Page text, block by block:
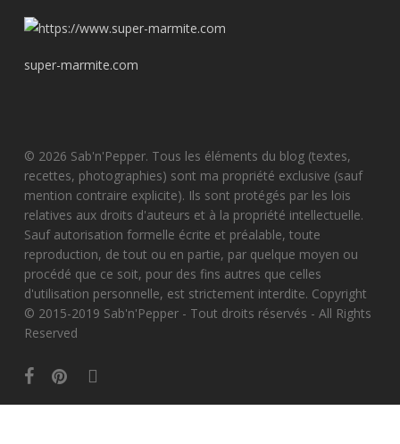
super-marmite.com
© 2026 Sab'n'Pepper. Tous les éléments du blog (textes,
recettes, photographies) sont ma propriété exclusive (sauf
mention contraire explicite). Ils sont protégés par les lois
relatives aux droits d'auteurs et à la propriété intellectuelle.
Sauf autorisation formelle écrite et préalable, toute
reproduction, de tout ou en partie, par quelque moyen ou
procédé que ce soit, pour des fins autres que celles
d'utilisation personnelle, est strictement interdite. Copyright
© 2015-2019 Sab'n'Pepper - Tout droits réservés - All Rights
Reserved
facebookpinterestinstagram